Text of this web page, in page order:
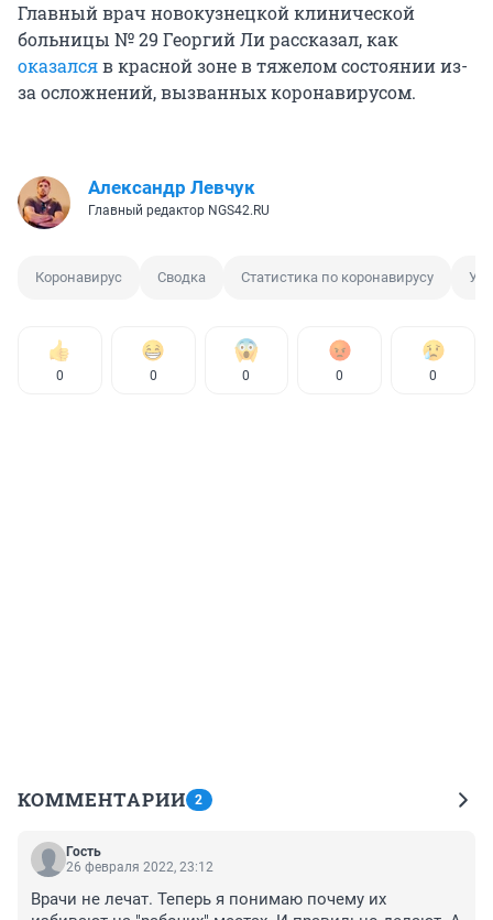
Главный врач новокузнецкой клинической
больницы № 29 Георгий Ли рассказал, как
оказалсяв красной зоне в тяжелом состоянии из-
за осложнений, вызванных коронавирусом.
Александр Левчук
Главный редактор NGS42.RU
Коронавирус Сводка Статистика по коронавирусу
0 0 0 0 0
КОММЕНТАРИИ 2
Гость
26 февраля 2022, 23:12
Врачи не лечат. Теперь я понимаю почему их